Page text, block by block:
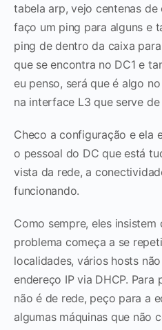
tabela arp, vejo centenas de
faço um ping para alguns e
ping de dentro da caixa
que se encontra no DC1 e
eu penso, será que é algo
na interface L3 que serve
Checo a configuração e ela
o pessoal do DC que está
vista da rede, a
funcionando.
Como sempre, eles
problema começa a se
localidades, vários hosts
endereço IP via DHCP.
não é de rede, peço para a
algumas máquinas que não